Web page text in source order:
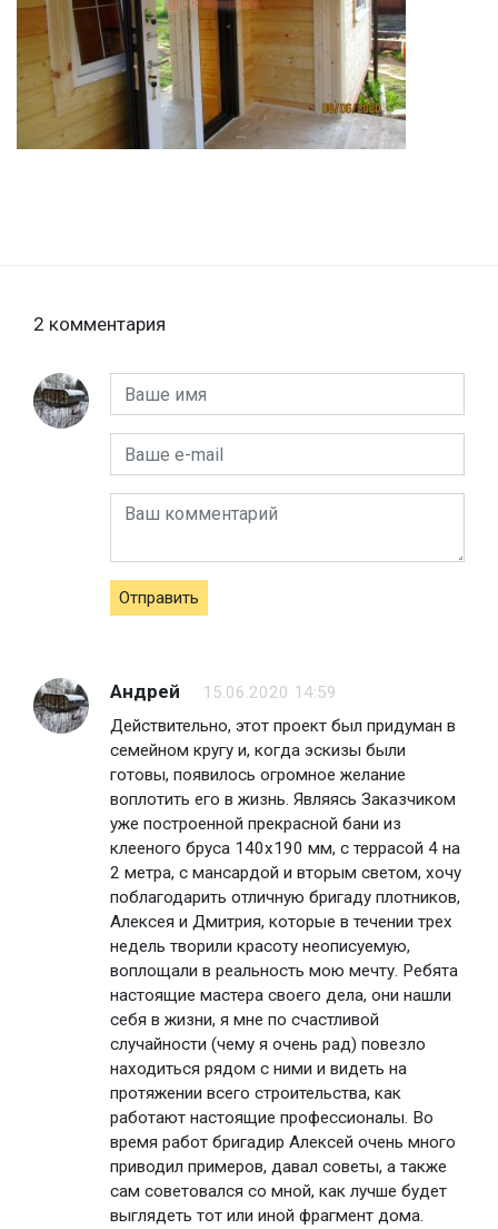
2 комментария
Отправить
Андрей
15.06.2020 14:59
Действительно, этот проект был придуман в
семейном кругу и, когда эскизы были
готовы, появилось огромное желание
воплотить его в жизнь. Являясь Заказчиком
уже построенной прекрасной бани из
клееного бруса 140х190 мм, с террасой 4 на
2 метра, с мансардой и вторым светом, хочу
поблагодарить отличную бригаду плотников,
Алексея и Дмитрия, которые в течении трех
недель творили красоту неописуемую,
воплощали в реальность мою мечту. Ребята
настоящие мастера своего дела, они нашли
себя в жизни, я мне по счастливой
случайности (чему я очень рад) повезло
находиться рядом с ними и видеть на
протяжении всего строительства, как
работают настоящие профессионалы. Во
время работ бригадир Алексей очень много
приводил примеров, давал советы, а также
сам советовался со мной, как лучше будет
выглядеть тот или иной фрагмент дома.